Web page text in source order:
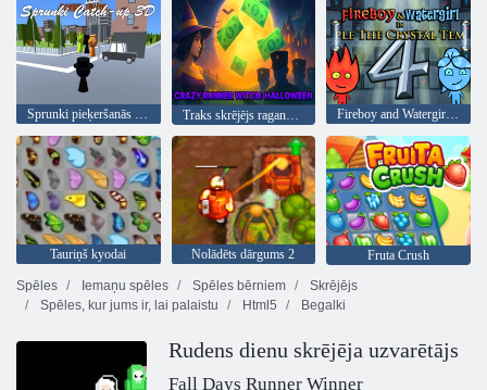
Sprunki pieķeršanās 3D Traks skrējējs raganu Helovīns Fireboy and Watergirl 4: Kristāla templis
Tauriņš kyodai Nolādēts dārgums 2
Fruta Crush
Spēles
Iemaņu spēles Spēles bērniem
Skrējējs
Spēles, kur jums ir, lai palaistu
Html5 Begalki
Rudens dienu skrējēja uzvarētājs
Fall Days Runner Winner